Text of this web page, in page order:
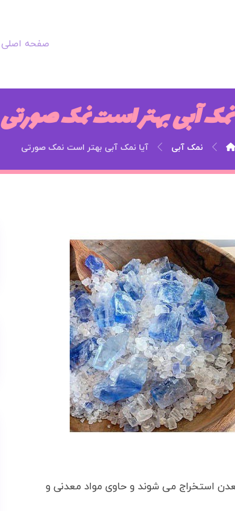
صفحه اصلی
نمک آبی بهتر است نمک صورتی
نمک آبی آیا نمک آبی بهتر است نمک صورتی
استخراج می شوند و حاوی مواد معدنی و